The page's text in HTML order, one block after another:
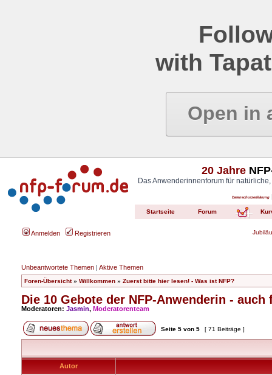
with
Open in
20 Jahre
Das Anwenderinnenforum für
Datenschutzerklärung
Startseite Forum
Anmelden Registrieren
Unbeantwortete Themen | Aktive Themen
Foren-Übersicht» Willkommen » Zuerst bitte hier lesen! - Was ist NFP?
Die 10 Gebote der NFP-Anwenderin -
Moderatoren: Jasmin, Moderatorenteam
Seite 5 von 5 [ 71 Beiträge ]
Autor